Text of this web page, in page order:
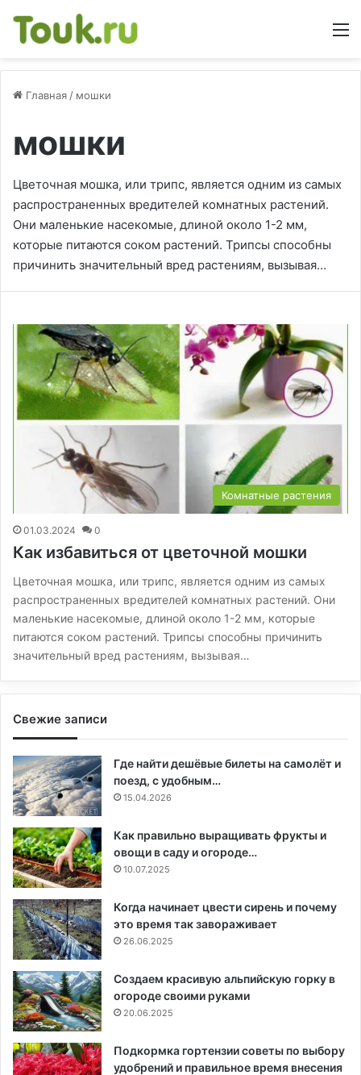
Главная / мошки
мошки
Цветочная мошка, или трипс, является одним из самых
распространенных вредителей комнатных растений.
Они маленькие насекомые, длиной около 1-2 мм,
которые питаются соком растений. Трипсы способны
причинить значительный вред растениям, вызывая…
Комнатные растения
01.03.2024 0
Как избавиться от цветочной мошки
Цветочная мошка, или трипс, является одним из самых
распространенных вредителей комнатных растений. Они
маленькие насекомые, длиной около 1-2 мм, которые
питаются соком растений. Трипсы способны причинить
значительный вред растениям, вызывая…
Свежие записи
Где найти дешёвые билеты на самолёт и
поезд, с удобным…
15.04.2026
Как правильно выращивать фрукты и
овощи в саду и огороде…
10.07.2025
Когда начинает цвести сирень и почему
это время так завораживает
26.06.2025
Создаем красивую альпийскую горку в
огороде своими руками
20.06.2025
Подкормка гортензии советы по выбору
удобрений и правильное время внесения